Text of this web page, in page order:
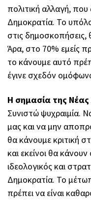
πολιτική αλλαγή,
Δημοκρατία. Το
στις
Άρα, στο 70% εμείς
το κάνουμε αυτό
έγινε σχεδόν
Η σημασία της Νέας
Συνιστώ ψυχραιμία.
μας και να μην
θα κάνουμε κριτική
και εκείνοι θα
ιδεολογικός και
Δημοκρατία. Το
πρέπει να είναι